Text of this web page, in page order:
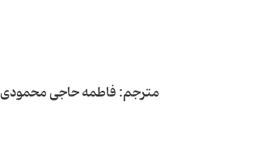
مترجم: فاطمه حاجی محمودی